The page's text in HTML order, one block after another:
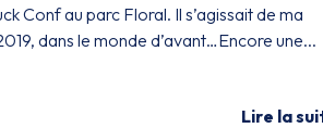
Conf au parc Floral. Il s’agissait de ma
dans le monde d’avant…Encore une...
Lire la